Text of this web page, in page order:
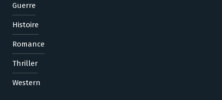
Guerre
Histoire
Romance
Thriller
Western